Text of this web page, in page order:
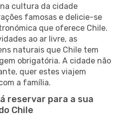
cultura da cidade
famosas e delicie-se
que oferece Chile.
ao ar livre, as
naturais que Chile tem
obrigatória. A cidade não
quer estes viajem
a família.
reservar para a sua
Chile